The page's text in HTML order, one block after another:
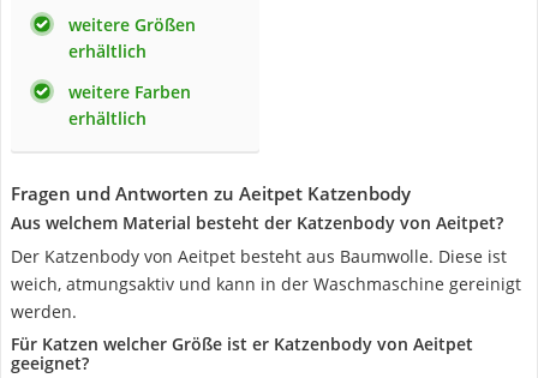
weitere Größen
erhältlich
weitere Farben
erhältlich
Fragen und Antworten zu Aeitpet Katzenbody
Aus welchem Material besteht der Katzenbody von Aeitpet?
Der Katzenbody von Aeitpet besteht aus Baumwolle. Diese ist
weich, atmungsaktiv und kann in der Waschmaschine gereinigt
werden.
Für Katzen welcher Größe ist er Katzenbody von Aeitpet
geeignet?